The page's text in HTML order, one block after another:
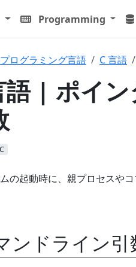
Programming
ログラミング言語 C 言語
語 | ポイ
C
の起動時に、親プロセスや
ンドライン引